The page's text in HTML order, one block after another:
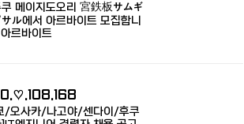
메이지도오리 宮鉄板サムギ
サル에서 아르바이트 모집합니
아르바이트
/오사카/나고야/센다이/후쿠